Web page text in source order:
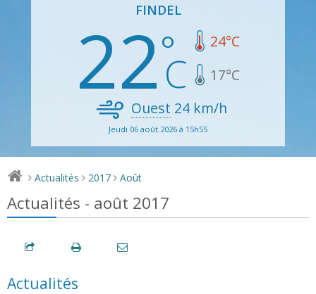
FINDEL
22 24°C
17°C
Ouest 24 km/h
Jeudi 06 août 2026 à 15h55
> Actualités > 2017 > Août
Actualités - août 2017
Actualités